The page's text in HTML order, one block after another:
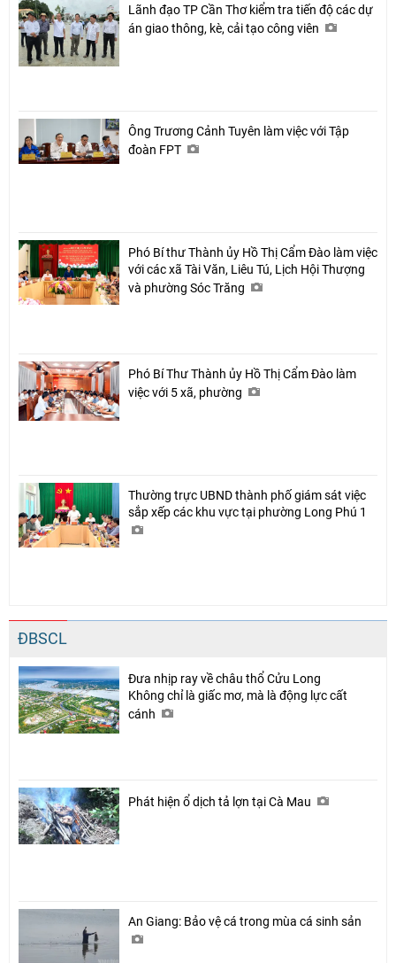
Lãnh đạo TP Cần Thơ kiểm tra tiến độ các dự
án giao thông, kè, cải tạo công viên
Ông Trương Cảnh Tuyên làm việc với Tập
đoàn FPT
Phó Bí thư Thành ủy Hồ Thị Cẩm Đào làm việc
với các xã Tài Văn, Liêu Tú, Lịch Hội Thượng
và phường Sóc Trăng
Phó Bí Thư Thành ủy Hồ Thị Cẩm Đào làm
việc với 5 xã, phường
Thường trực UBND thành phố giám sát việc
sắp xếp các khu vực tại phường Long Phú 1
ĐBSCL
Đưa nhịp ray về châu thổ Cửu Long
Không chỉ là giấc mơ, mà là động lực cất
cánh
Phát hiện ổ dịch tả lợn tại Cà Mau
An Giang: Bảo vệ cá trong mùa cá sinh sản